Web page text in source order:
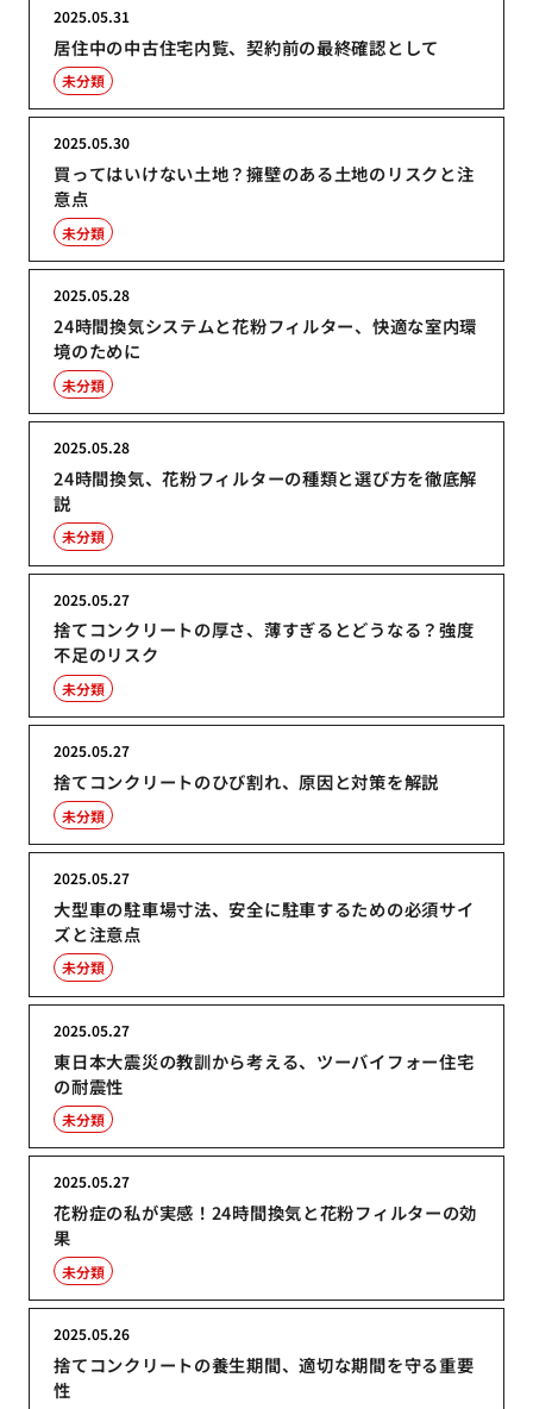
居住中の中古住宅内覧、契約前の最終確認として
2025.05.31
未分類
買ってはいけない土地？擁壁のある土地のリスクと注
意点
2025.05.30
未分類
24時間換気システムと花粉フィルター、快適な室内環
境のために
2025.05.28
未分類
24時間換気、花粉フィルターの種類と選び方を徹底解
説
2025.05.28
未分類
捨てコンクリートの厚さ、薄すぎるとどうなる？強度
不足のリスク
2025.05.27
未分類
捨てコンクリートのひび割れ、原因と対策を解説
2025.05.27
未分類
大型車の駐車場寸法、安全に駐車するための必須サイ
ズと注意点
2025.05.27
未分類
東日本大震災の教訓から考える、ツーバイフォー住宅
の耐震性
2025.05.27
未分類
花粉症の私が実感！24時間換気と花粉フィルターの効
果
2025.05.27
未分類
捨てコンクリートの養生期間、適切な期間を守る重要
性
2025.05.26